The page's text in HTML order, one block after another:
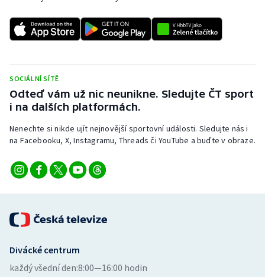
Plavání
Plážový volejbal
Rychlobruslení
Rychlostní kanoistika
Short track
Sportovní střelba
Triatlon
SOCIÁLNÍ SÍTĚ
Odteď vám už nic neunikne. Sledujte ČT sport
i na dalších platformách.
Nenechte si nikde ujít nejnovější sportovní události. Sledujte nás i
na Facebooku, X, Instagramu, Threads či YouTube a buďte v obraze.
Divácké centrum
každý všední den:8:00—16:00 hodin